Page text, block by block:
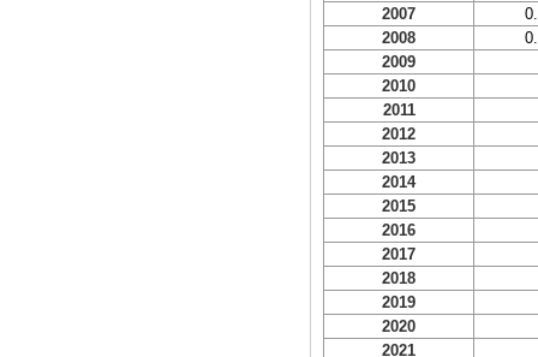
2007
2008
2009
2010
2011
2012
2013
2014
2015
2016
2017
2018
2019
2020
2021